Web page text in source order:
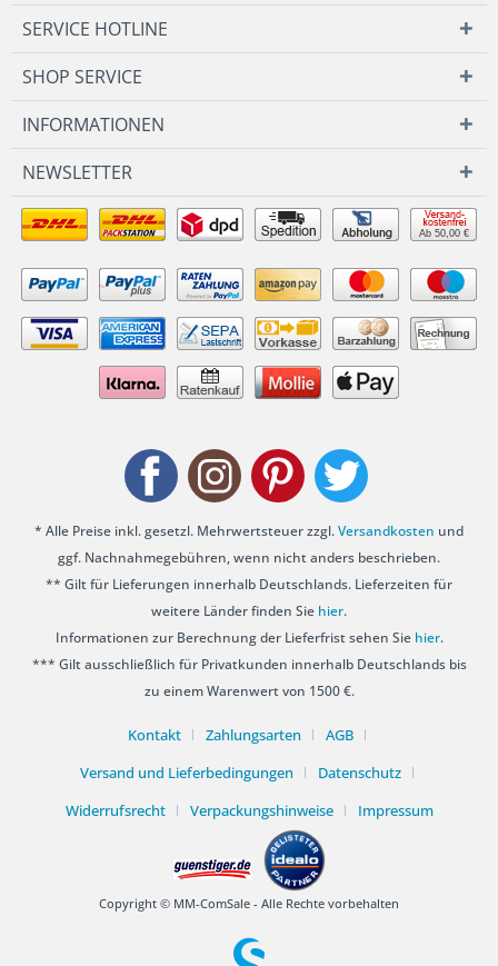
SERVICE HOTLINE
SHOP SERVICE
INFORMATIONEN
NEWSLETTER
Ab 50,00 €
* Alle Preise inkl. gesetzl. Mehrwertsteuer zzgl.Versandkosten und
ggf. Nachnahmegebühren, wenn nicht anders beschrieben.
** Gilt für Lieferungen innerhalb Deutschlands. Lieferzeiten für
weitere Länder finden Sie hier.
Informationen zur Berechnung der Lieferfrist sehen Sie hier.
*** Gilt ausschließlich für Privatkunden innerhalb Deutschlands bis
zu einem Warenwert von 1500 €.
Kontakt Zahlungsarten
AGB
Versand und Lieferbedingungen
Datenschutz
Widerrufsrecht
Verpackungshinweise Impressum
Copyright © MM-ComSale - Alle Rechte vorbehalten